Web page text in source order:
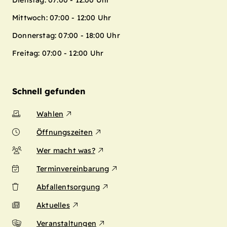
Mittwoch: 07:00 - 12:00 Uhr
Donnerstag: 07:00 - 18:00 Uhr
Freitag: 07:00 - 12:00 Uhr
Schnell gefunden
Wahlen
Öffnungszeiten
Wer macht was?
Terminvereinbarung
Abfallentsorgung
Aktuelles
Veranstaltungen